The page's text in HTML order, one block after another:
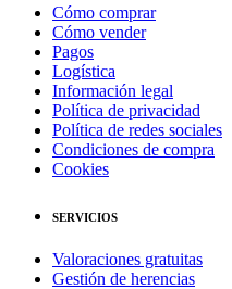
Cómo comprar
Cómo vender
Pagos
Logística
Información legal
Política de privacidad
Política de redes sociales
Condiciones de compra
Cookies
SERVICIOS
Valoraciones gratuitas
Gestión de herencias